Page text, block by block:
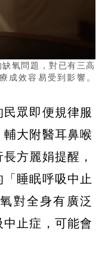
氧問題，對已有三高
成效容易受到影響。
眾即便規律服
大附醫耳鼻喉
方麗娟提醒，
睡眠呼吸中止
對全身有廣泛
止症，可能會